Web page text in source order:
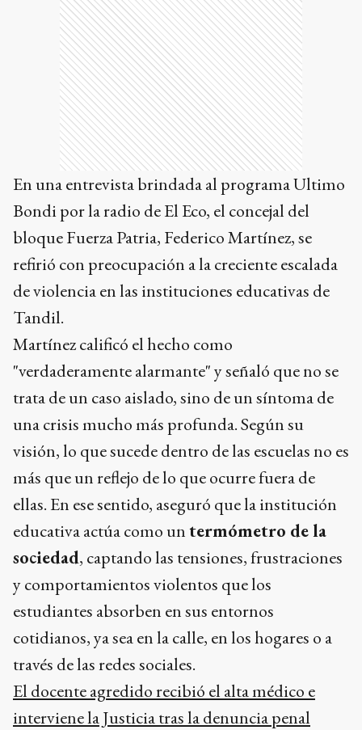
En una entrevista brindada al programa Ultimo
Bondi por la radio de El Eco, el concejal del
bloque Fuerza Patria, Federico Martínez, se
refirió con preocupación a la creciente escalada
de violencia en las instituciones educativas de
Tandil.
Martínez calificó el hecho como
"verdaderamente alarmante" y señaló que no se
trata de un caso aislado, sino de un síntoma de
una crisis mucho más profunda. Según su
visión, lo que sucede dentro de las escuelas no es
más que un reflejo de lo que ocurre fuera de
ellas. En ese sentido, aseguró que la institución
educativa actúa como untermómetro de la
sociedad, captando las tensiones, frustraciones
y comportamientos violentos que los
estudiantes absorben en sus entornos
cotidianos, ya sea en la calle, en los hogares o a
través de las redes sociales.
El docente agredido recibió el alta médico e
interviene la Justicia tras la denuncia penal